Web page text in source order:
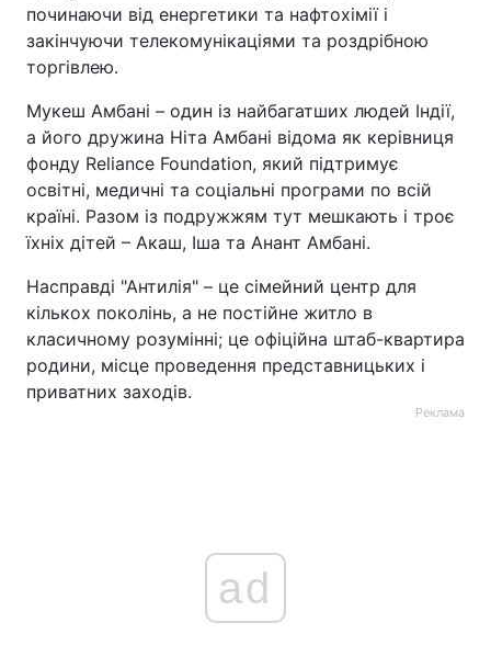
починаючи від енергетики та нафтохімії і
закінчуючи телекомунікаціями та роздрібною
торгівлею.
Мукеш Амбані – один із найбагатших людей Індії,
а його дружина Ніта Амбані відома як керівниця
фонду Reliance Foundation, який підтримує
освітні, медичні та соціальні програми по всій
країні. Разом із подружжям тут мешкають і троє
їхніх дітей – Акаш, Іша та Анант Амбані.
Насправді "Антилія" – це сімейний центр для
кількох поколінь, а не постійне житло в
класичному розумінні; це офіційна штаб-квартира
родини, місце проведення представницьких і
приватних заходів.
Реклама
ad